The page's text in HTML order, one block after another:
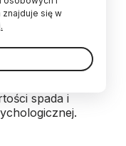
za własne
otyłością często
leniwe i mało
spada i
znajduje się w